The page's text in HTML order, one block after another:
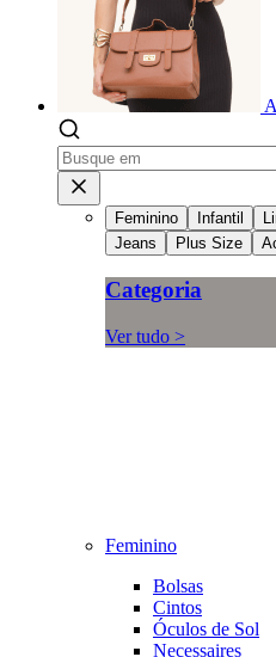
Feminino Infantil
Jeans
Plus Size
Categoria
Ver tudo >
Feminino
Bolsas
Cintos
Óculos de Sol
Necessaires